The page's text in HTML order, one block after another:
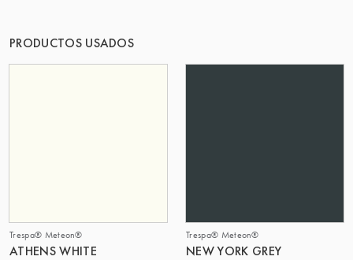
PRODUCTOS USADOS
Trespa® Meteon®
ATHENS WHITE
Trespa® Meteon®
NEW YORK GREY